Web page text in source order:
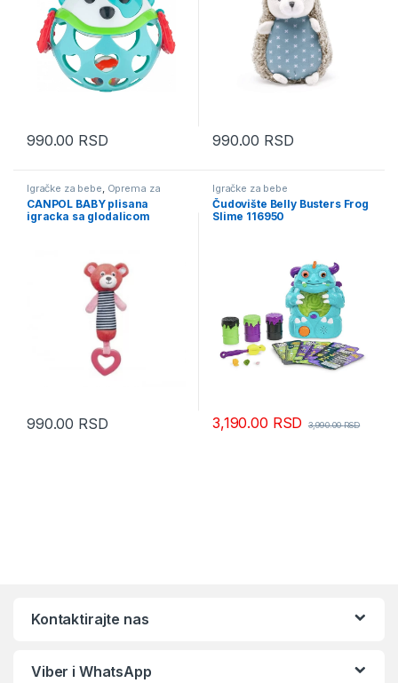
990.00 RSD 990.00 RSD
Igračke za bebe Oprema za
bebe i decu
CANPOL BABY plisana
igracka sa glodalicom
990.00 RSD
Igračke za bebe
Čudovište Belly Busters Frog
Slime 116950
3,190.00 RSD 3,990.00RSD
Kontaktirajte nas
Viber i WhatsApp